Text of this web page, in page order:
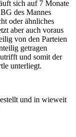
sich auf 7 Monate
des Mannes
oder ähnliches
aber auch voraus
von den Parteien
getragen
und somit der
unterliegt.
und in wieweit